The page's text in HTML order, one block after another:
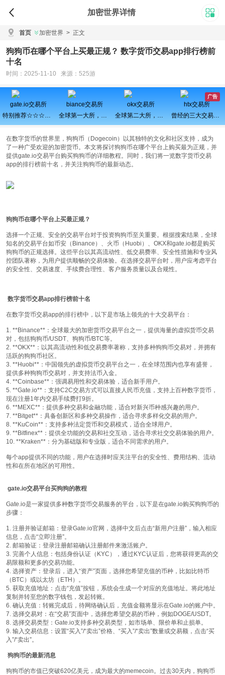
加密世界详情
首页 加密世界 > 正文
狗狗币在哪个平台上买最正规？ 数字货币交易app排行榜前
十名
时间：2025-11-10 来源：525游
广告
gate.io交易所
特别推荐☆☆☆百倍币之王
biance交易所
全球第一大所，新用户注册可得100USDT奖励
okx交易所
全球第二大所，新用户拆盲盒100%中奖，最高价值60000元
htx交易所
曾经的三大交易所之一、近期空投活动较多，力争重回巅峰
在数字货币的世界里，狗狗币（Dogecoin）以其独特的文化和社区支持，成为
了一种广受欢迎的加密货币。本文将探讨狗狗币在哪个平台上购买最为正规，并
提供gate.io交易平台购买狗狗币的详细教程。同时，我们将一览数字货币交易
app的排行榜前十名，并关注狗狗币的最新动态。
狗狗币在哪个平台上买最正规？
选择一个正规、安全的交易平台对于投资狗狗币至关重要。根据搜索结果，全球
知名的交易平台如币安（Binance）、火币（Huobi）、OKX和gate.io都是购买
狗狗币的正规选择。这些平台以其高流动性、低交易费率、安全性措施和专业风
控团队著称，为用户提供顺畅的交易体验。在选择交易平台时，用户应考虑平台
的安全性、交易速度、手续费合理性、客户服务质量以及合规性。
数字货币交易app排行榜前十名
在数字货币交易app的排行榜中，以下是市场上领先的十大交易平台：
1. **Binance**：全球最大的加密货币交易平台之一，提供海量的虚拟货币交易
对，包括狗狗币/USDT、狗狗币/BTC等。
2. **OKX**：以其高流动性和低交易费率著称，支持多种狗狗币交易对，并拥有
活跃的狗狗币社区。
3. **Huobi**：中国领先的虚拟货币交易平台之一，在全球范围内也享有盛誉，
提供多种狗狗币交易对，并支持法币入金。
4. **Coinbase**：强调易用性和交易体验，适合新手用户。
5. **Gate.io**：支持C2C交易方式可以直接人民币充值，支持上百种数字货币，
现在注册1年内交易手续费打9折。
6. **MEXC**：提供多种交易和金融功能，适合对新兴币种感兴趣的用户。
7. **Bitget**：具备创新区和多种交易操作，适合寻求多样化交易的用户。
8. **KuCoin**：支持多种法定货币和交易模式，适合全球用户。
9. **Bitfinex**：提供全功能的交易和社交互动，适合寻求社交交易体验的用户。
10. **Kraken**：分为基础版和专业版，适合不同需求的用户。
每个app提供不同的功能，用户在选择时应关注平台的安全性、费用结构、流动
性和在所在地区的可用性。
gate.io交易平台买狗狗的教程
Gate.io是一家提供多种数字货币交易服务的平台，以下是在gate.io购买狗狗币的
步骤：
1. 注册并验证邮箱：登录Gate.io官网，选择中文后点击“新用户注册”，输入相应
信息，点击“立即注册”。
2. 邮箱验证：登录注册邮箱确认注册邮件来激活账户。
3. 完善个人信息：包括身份认证（KYC），通过KYC认证后，您将获得更高的交
易限额和更多的交易功能。
4. 选择资产：登录后，进入“资产”页面，选择您希望充值的币种，比如比特币
（BTC）或以太坊（ETH）。
5. 获取充值地址：点击“充值”按钮，系统会生成一个对应的充值地址。将此地址
复制并转至您的数字钱包，发起转账。
6. 确认充值：转账完成后，待网络确认后，充值金额将显示在Gate.io的账户中。
7. 选择交易对：在“交易”页面中，选择您希望交易的币种，例如DOGE/USDT。
8. 选择交易类型：Gate.io支持多种交易类型，如市场单、限价单和止损单。
9. 输入交易信息：设置“买入”/“卖出”价格、“买入”/“卖出”数量或交易额，点击“买
入”/“卖出”。
狗狗币的最新消息
狗狗币的市值已突破620亿美元，成为最大的memecoin。过去30天内，狗狗币